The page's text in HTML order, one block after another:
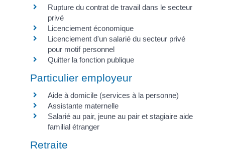
Rupture du contrat de travail dans le secteur
privé
Licenciement économique
Licenciement d'un salarié du secteur privé
pour motif personnel
Quitter la fonction publique
Particulier employeur
Aide à domicile (services à la personne)
Assistante maternelle
Salarié au pair, jeune au pair et stagiaire aide
familial étranger
Retraite